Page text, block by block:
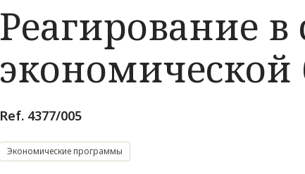
Реагирование в
экономической
Ref. 4377/005
Экономические программы